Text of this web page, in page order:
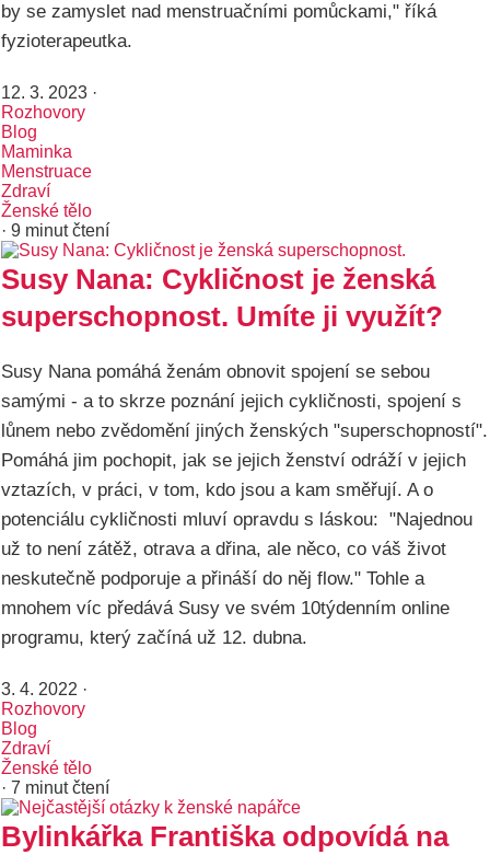
by se zamyslet nad menstruačními pomůckami," říká
fyzioterapeutka.
12. 3. 2023 ·
Rozhovory
Blog
Maminka
Menstruace
Zdraví
Ženské tělo
· 9 minut čtení
Susy Nana: Cykličnost je ženská
superschopnost. Umíte ji využít?
Susy Nana pomáhá ženám obnovit spojení se sebou
samými - a to skrze poznání jejich cykličnosti, spojení s
lůnem nebo zvědomění jiných ženských "superschopností".
Pomáhá jim pochopit, jak se jejich ženství odráží v jejich
vztazích, v práci, v tom, kdo jsou a kam směřují. A o
potenciálu cykličnosti mluví opravdu s láskou: "Najednou
už to není zátěž, otrava a dřina, ale něco, co váš život
neskutečně podporuje a přináší do něj flow." Tohle a
mnohem víc předává Susy ve svém 10týdenním online
programu, který začíná už 12. dubna.
3. 4. 2022 ·
Rozhovory
Blog
Zdraví
Ženské tělo
· 7 minut čtení
Bylinkářka Františka odpovídá na